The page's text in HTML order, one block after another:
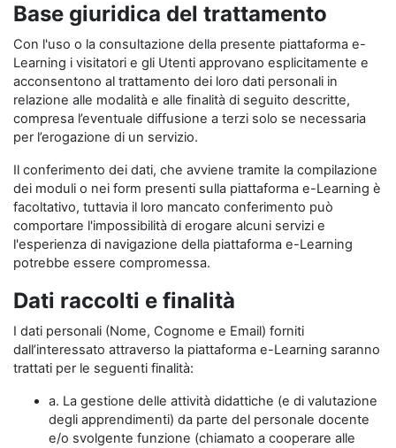
Base giuridica del trattamento
Con l'uso o la consultazione della presente piattaforma e-
Learning i visitatori e gli Utenti approvano esplicitamente e
acconsentono al trattamento dei loro dati personali in
relazione alle modalità e alle finalità di seguito descritte,
compresa l’eventuale diffusione a terzi solo se necessaria
per l’erogazione di un servizio.
Il conferimento dei dati, che avviene tramite la compilazione
dei moduli o nei form presenti sulla piattaforma e-Learning è
facoltativo, tuttavia il loro mancato conferimento può
comportare l'impossibilità di erogare alcuni servizi e
l'esperienza di navigazione della piattaforma e-Learning
potrebbe essere compromessa.
Dati raccolti e finalità
I dati personali (Nome, Cognome e Email) forniti
dall’interessato attraverso la piattaforma e-Learning saranno
trattati per le seguenti finalità:
a. La gestione delle attività didattiche (e di valutazione
degli apprendimenti) da parte del personale docente
e/o svolgente funzione (chiamato a cooperare alle